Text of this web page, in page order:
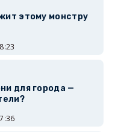
этому монстру
для города —